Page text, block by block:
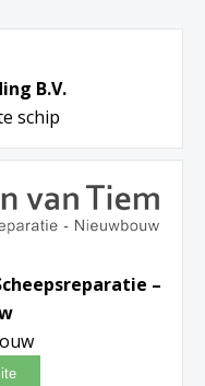
B.V.
schip
–